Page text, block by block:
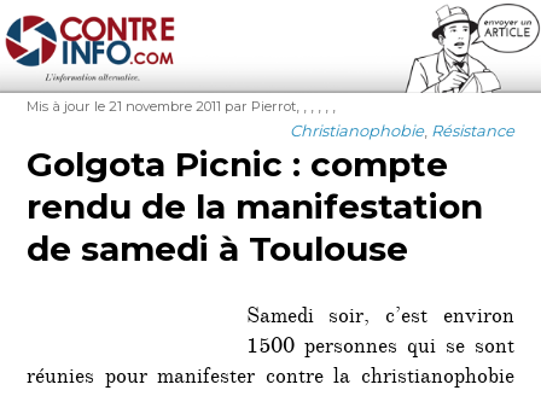
Contre-Info
Publié
Mis à jour le 21 novembre 2011 Auteur
par Pierrot
Catégories
Christianophobie, Résistance
Étiquettes
Golgota Picnic : compte
rendu de la manifestation
de samedi à Toulouse
Samedi soir, c’est environ
1500 personnes qui se sont
réunies pour manifester contre la christianophobie